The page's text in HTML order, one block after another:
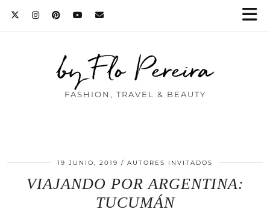
by Flo Pereira
FASHION, TRAVEL & BEAUTY
19 JUNIO, 2019 AUTORES INVITADOS
VIAJANDO POR ARGENTINA:
TUCUMÁN